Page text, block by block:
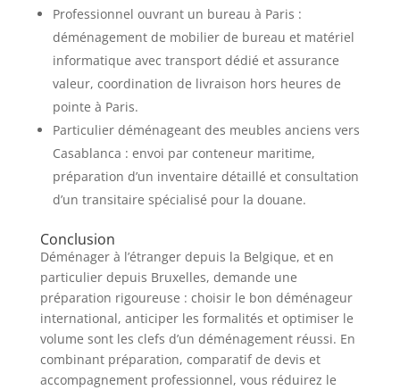
Professionnel ouvrant un bureau à Paris :
déménagement de mobilier de bureau et matériel
informatique avec transport dédié et assurance
valeur, coordination de livraison hors heures de
pointe à Paris.
Particulier déménageant des meubles anciens vers
Casablanca : envoi par conteneur maritime,
préparation d’un inventaire détaillé et consultation
d’un transitaire spécialisé pour la douane.
Conclusion
Déménager à l’étranger depuis la Belgique, et en
particulier depuis Bruxelles, demande une
préparation rigoureuse : choisir le bon déménageur
international, anticiper les formalités et optimiser le
volume sont les clefs d’un déménagement réussi. En
combinant préparation, comparatif de devis et
accompagnement professionnel, vous réduirez le